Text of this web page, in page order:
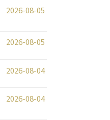
2026-08-05
2026-08-05
2026-08-04
2026-08-04